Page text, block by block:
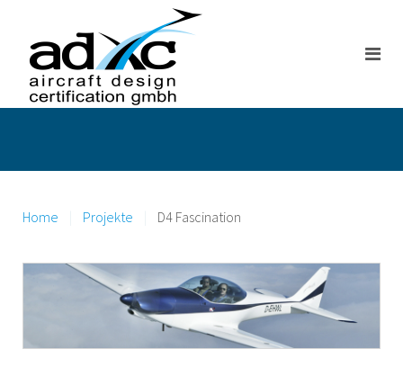
Home Projekte D4 Fascination